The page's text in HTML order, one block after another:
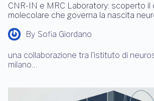
CNR-IN e MRC Laboratory: scoperto il
molecolare che governa la nascita
By Sofia Giordano
una collaborazione tra l’istituto di
milano…